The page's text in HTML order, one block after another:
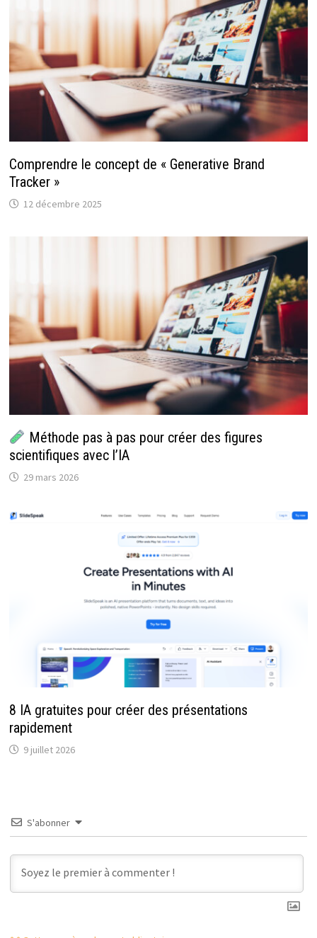
Comprendre le concept de « Generative Brand
Tracker »
12 décembre 2025
Méthode pas à pas pour créer des figures
scientifiques avec l’IA
29 mars 2026
8 IA gratuites pour créer des présentations
rapidement
9 juillet 2026
S'abonner